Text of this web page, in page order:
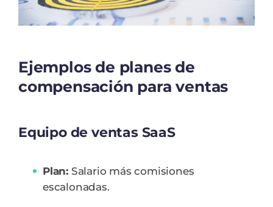
Ejemplos de planes de
compensación para ventas
Equipo de ventas SaaS
Plan: Salario más comisiones
escalonadas.